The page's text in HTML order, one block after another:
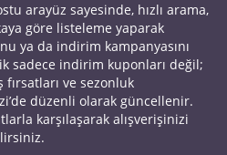
arayüz sayesinde, hızlı arama,
göre listeleme yaparak
ya da indirim kampanyasını
sadece indirim kuponları değil;
ve sezonluk
düzenli olarak güncellenir.
karşılaşarak alışverişinizi